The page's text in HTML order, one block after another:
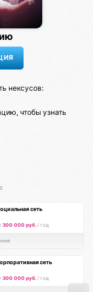
нексусов:
чтобы узнать
сеть
300 000 руб. / год
сеть
300 000 руб. / год